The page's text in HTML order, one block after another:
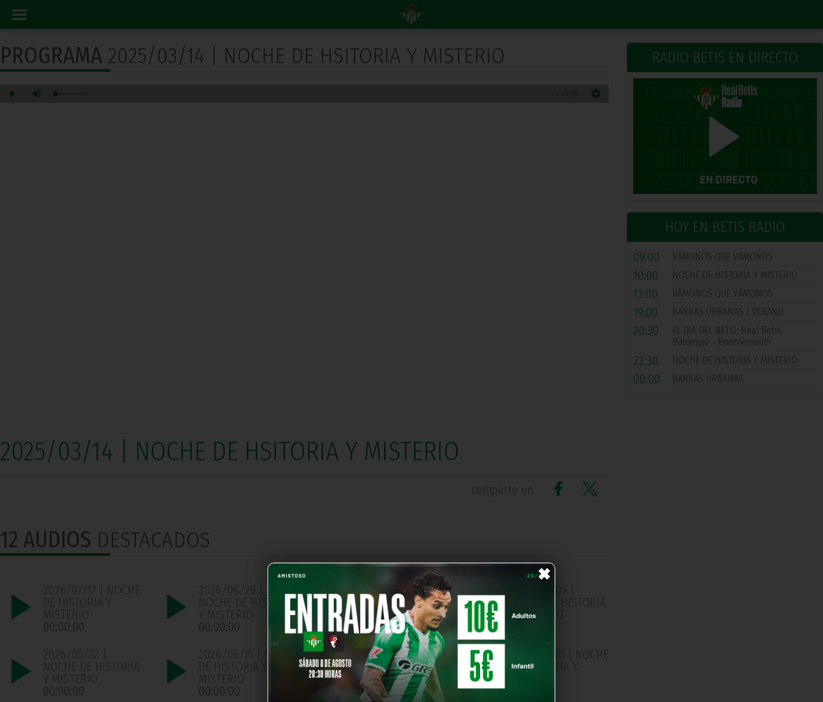
×
RADIO BETIS EN DIRECTO
HOY EN BETIS RADIO
09:00 VÁMONOS QUE VÁMONOS
10:00 NOCHE DE HISTORIA Y MISTERIO
13:00 VÁMONOS QUE VÁMONOS
19:00 BARRAS URBANAS | VERANO
20:30
EL DIA DEL BETIS: Real Betis
Balompié - Bournemouth
22:30 NOCHE DE HISTORIA Y MISTERIO
00:00 BARRAS URBANAS
PROGRAMA 2025/03/14 | NOCHE DE HSITORIA Y MISTERIO
2025/03/14 | NOCHE DE HSITORIA Y MISTERIO
comparte en
12 AUDIOS DESTACADOS
2026/07/17 | NOCHE
DE HISTORIA Y
MISTERIO
00:00:00
2026/06/26 |
NOCHE DE HISTORIA
Y MISTERIO
00:00:00
2026/06/12 | NOCHE
DE HISTORIA Y
MISTERIO
00:00:00
NOCHE DE HISTORIA
Y MISTERIO
2026/05/22 |
NOCHE DE HISTORIA
Y MISTERIO
00:00:00
2026/05/15 | NOCHE
DE HISTORIA Y
MISTERIO
00:00:00
2026/05/08 |
NOCHE DE HISTORIA
Y MISTERIO
00:00:00
2026/05/01 | NOCHE
DE HISTORIA Y